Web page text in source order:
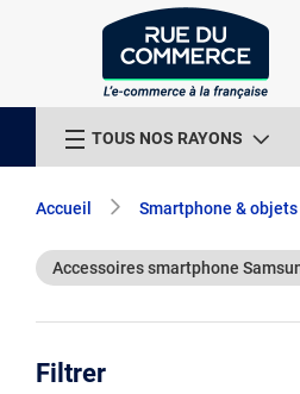
TOUS NOS RAYONS
Accueil Smartphone &
Accessoires smartphone
Filtrer